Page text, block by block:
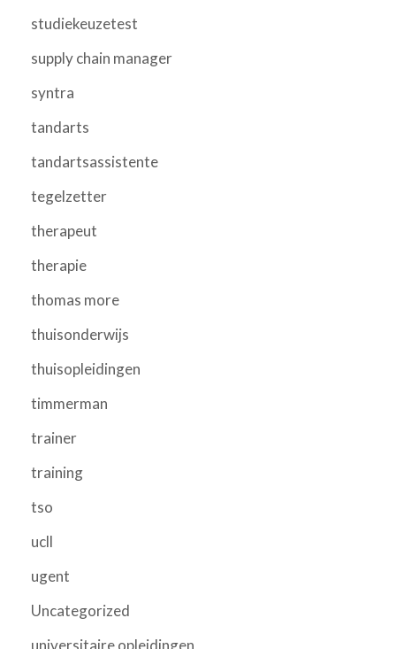
studiekeuzetest
supply chain manager
syntra
tandarts
tandartsassistente
tegelzetter
therapeut
therapie
thomas more
thuisonderwijs
thuisopleidingen
timmerman
trainer
training
tso
ucll
ugent
Uncategorized
universitaire opleidingen